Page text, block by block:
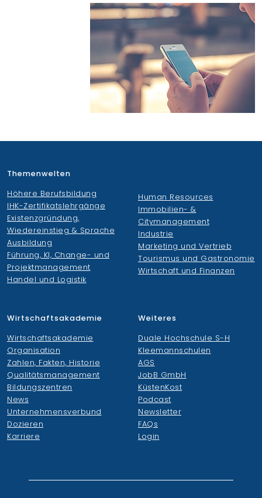
Themenwelten
Höhere Berufsbildung
IHK-Zertifikatslehrgänge
Existenzgründung,
Wiedereinstieg & Sprache
Ausbildung
Führung, KI, Change- und
Projektmanagement
Handel und Logistik
Human Resources
Immobilien- &
Citymanagement
Industrie
Marketing und Vertrieb
Tourismus und Gastronomie
Wirtschaft und Finanzen
Wirtschaftsakademie
Wirtschaftsakademie
Organisation
Zahlen, Fakten, Historie
Qualitätsmanagement
Bildungszentren
News
Unternehmensverbund
Dozieren
Karriere
Weiteres
Duale Hochschule S-H
Kleemannschulen
AGS
JobB GmbH
KüstenKost
Podcast
Newsletter
FAQs
Login